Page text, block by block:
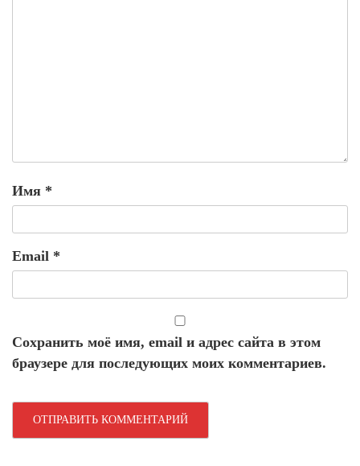
Имя *
Email *
Сохранить моё имя, email и адрес сайта в этом
браузере для последующих моих комментариев.